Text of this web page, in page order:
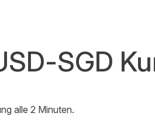
SGD
alle 2 Minuten.